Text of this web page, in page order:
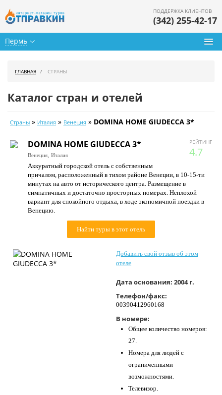
Пермь
ПОДДЕРЖКА КЛИЕНТОВ
(342) 255-42-17
Календарь туров
Цены дня
Страны
Как купить
О нас
ГЛАВНАЯ СТРАНЫ
Каталог стран и отелей
Страны » Италия » Венеция » DOMINA HOME GIUDECCA 3*
РЕЙТИНГ
4.7
DOMINA HOME GIUDECCA 3*
Венеция, Италия
Аккуратный городской отель с собственным
причалом, расположенный в тихом районе Венеции, в 10-15-ти
минутах на авто от исторического центра. Размещение в
симпатичных и достаточно просторных номерах. Неплохой
вариант для спокойного отдыха, в ходе экономичной поездки в
Венецию.
Найти туры в этот отель
Добавить свой отзыв об этом
отеле
Дата основания: 2004 г.
Телефон/факс:
00390412960168
В номере:
Общее количество номеров:
27.
Номера для людей с
ограниченными
возможностями.
Телевизор.